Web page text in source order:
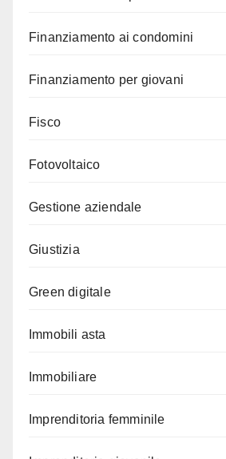
Finanziamento ai condomini
Finanziamento per giovani
Fisco
Fotovoltaico
Gestione aziendale
Giustizia
Green digitale
Immobili asta
Immobiliare
Imprenditoria femminile